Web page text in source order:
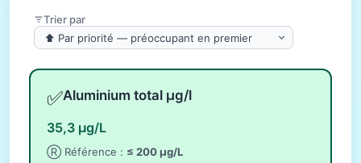
Trier par
✅Aluminium total µg/l
35,3 µg/L
Ⓡ Référence : ≤ 200 µg/L